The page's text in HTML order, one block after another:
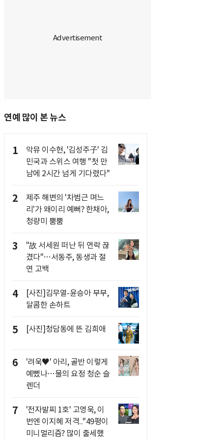
연예 많이 본 뉴스
1
악뮤 이수현, '김성주子' 김
민국과 스위스 여행 "첫 만
남에 2시간 넘게 기다렸다"
2
제주 해변의 '차범근 며느
리'가 왜이리 예뻐? 한채아,
청량미 뿜뿜
3
"故 서세원 떠난 뒤 연락 끊
겼다"…서동주, 동생과 절
연 고백
4
[사진]김무열-윤승아 부부,
달콤한 손하트
5 [사진]청담동에 뜬 김희애
6
'려욱♥' 아리, 골반 이렇게
예뻤나…물의 요정 청순 슬
렌더
7
'전자발찌 1호' 고영욱, 이
번엔 이지혜 저격.."49평이
미니멀리즘? 많이 출세했